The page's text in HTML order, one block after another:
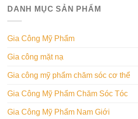
DANH MỤC SẢN PHẨM
Gia Công Mỹ Phẩm
Gia công mặt nạ
Gia công mỹ phẩm chăm sóc cơ thể
Gia Công Mỹ Phẩm Chăm Sóc Tóc
Gia Công Mỹ Phẩm Nam Giới